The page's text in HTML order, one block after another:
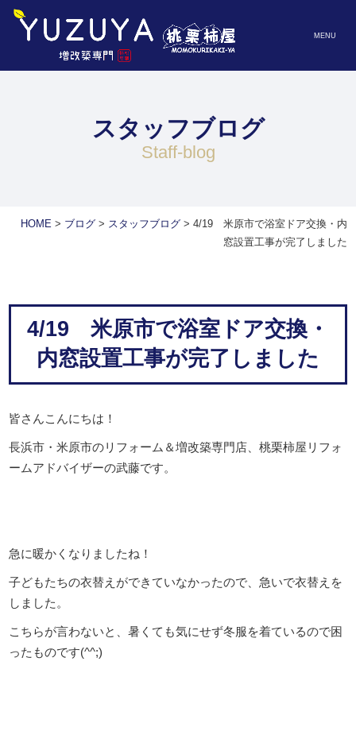
MENU
スタッフブログ
staff-blog
HOME> ブログ> スタッフブログ> 4/19 米原市で浴室ドア交換・内
窓設置工事が完了しました
4/19 米原市で浴室ドア交換・
内窓設置工事が完了しました
皆さんこんにちは！
長浜市・米原市のリフォーム＆増改築専門店、桃栗柿屋リフォ
ームアドバイザーの武藤です。
急に暖かくなりましたね！
子どもたちの衣替えができていなかったので、急いで衣替えを
しました。
こちらが言わないと、暑くても気にせず冬服を着ているので困
ったものです(^^;)